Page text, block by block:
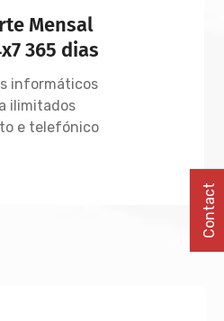
Mensal
365 dias
informáticos
ilimitados
e telefónico
Contact